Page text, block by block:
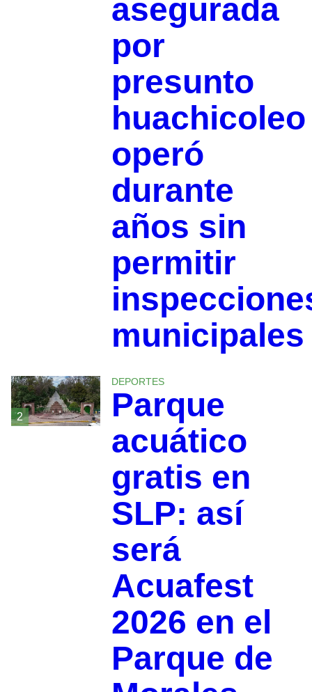
asegurada
por
presunto
huachicoleo
operó
durante
años sin
permitir
municipales
2
DEPORTES
Parque
acuático
gratis en
SLP: así
será
Acuafest
2026 en el
Parque de